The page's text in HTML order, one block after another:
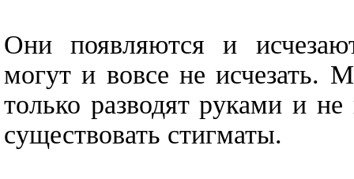
Они появляются и
могут и вовсе не исчезать.
только разводят руками и
существовать стигматы.